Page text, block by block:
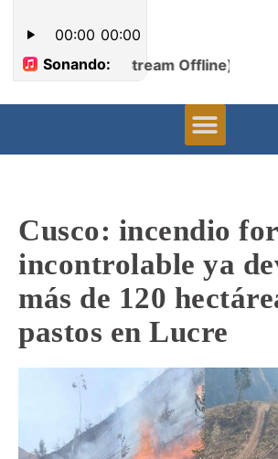
Cusco: incendio
incontrolable ya
más de 120
pastos en Lucre